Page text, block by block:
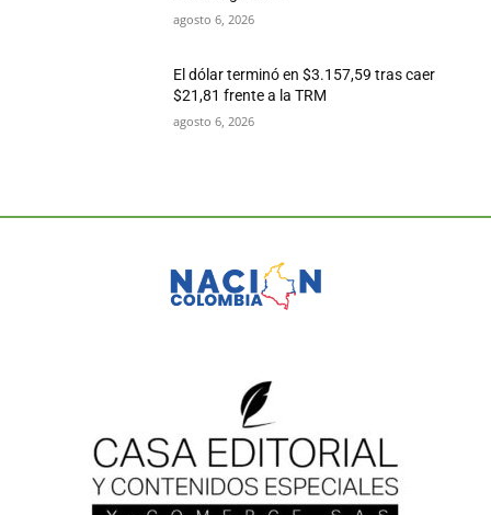
agosto 6, 2026
El dólar terminó en $3.157,59 tras caer
$21,81 frente a la TRM
agosto 6, 2026